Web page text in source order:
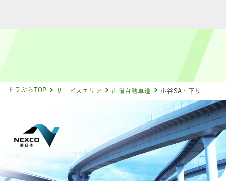
ドラぷらTOP サービスエリア 山陽自動車道 小谷SA・下り